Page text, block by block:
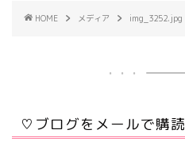
HOME メディア img_3252.jpg
♡ブログをメールで購読